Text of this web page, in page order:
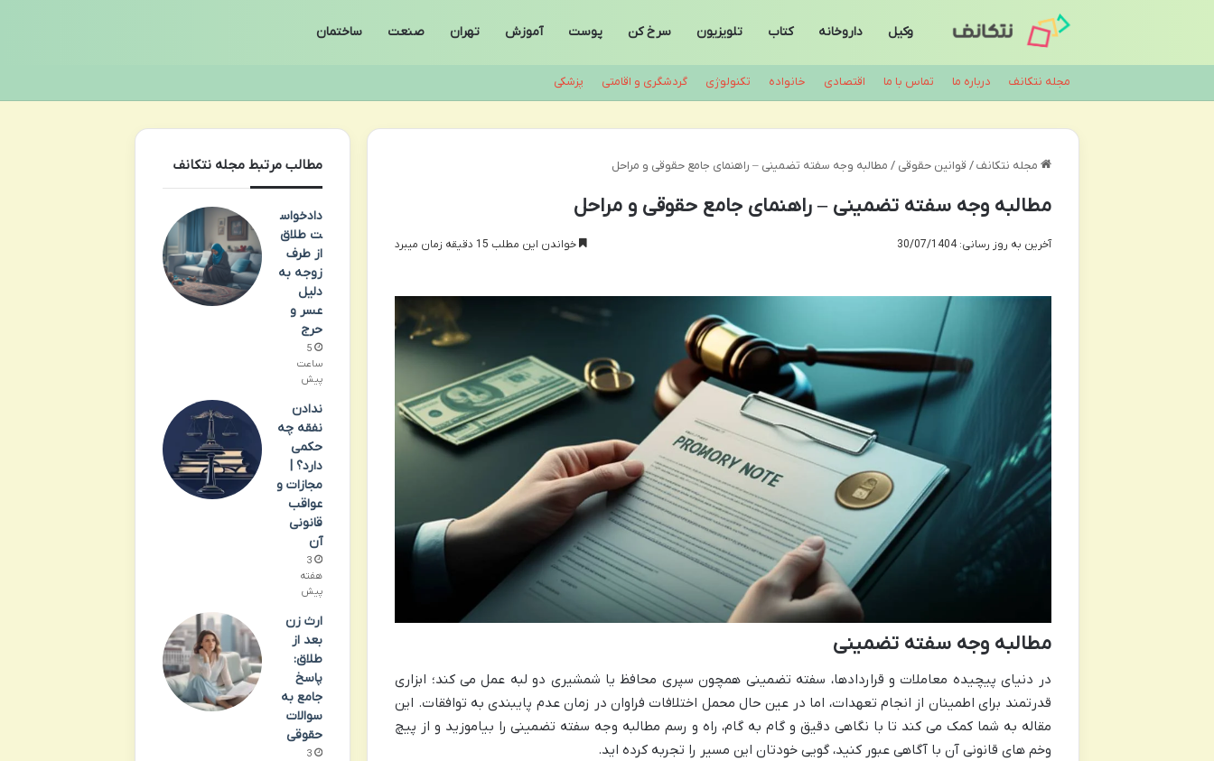
وکیل داروخانه کتاب تلویزیون سرخ کن پوست آموزش تهران صنعت ساختمان
مجله نتکانف درباره ما تماس با ما اقتصادی خانواده تکنولوژی گردشگری و اقامتی پزشکی
مجله نتکانف / قوانین حقوقی / مطالبه وجه سفته تضمینی – راهنمای جامع حقوقی و مراحل
مطالبه وجه سفته تضمینی – راهنمای جامع حقوقی و مراحل
آخرین به روز رسانی: 30/07/1404 خواندن این مطلب 15 دقیقه زمان میبرد
مطالبه وجه سفته تضمینی
در دنیای پیچیده معاملات و قراردادها، سفته تضمینی همچون سپری محافظ یا شمشیری دو لبه عمل می کند؛ ابزاری
قدرتمند برای اطمینان از انجام تعهدات، اما در عین حال محمل اختلافات فراوان در زمان عدم پایبندی به توافقات. این
مقاله به شما کمک می کند تا با نگاهی دقیق و گام به گام، راه و رسم مطالبه وجه سفته تضمینی را بیاموزید و از پیچ
وخم های قانونی آن با آگاهی عبور کنید، گویی خودتان این مسیر را تجربه کرده اید.
مطالب مرتبط مجله نتکانف
دادخواس
ت طلاق
از طرف
زوجه به
دلیل
عسر و
حرج
5
ساعت
پیش
ندادن
نفقه چه
حکمی
دارد؟ |
مجازات و
عواقب
قانونی
آن
3
هفته
پیش
ارث زن
بعد از
طلاق:
پاسخ
جامع به
سوالات
حقوقی
3